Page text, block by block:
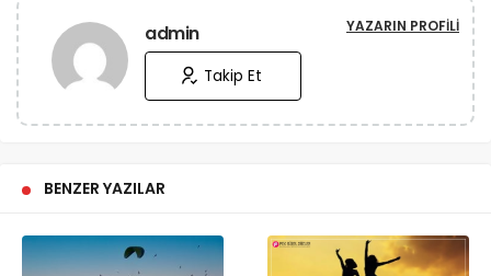
admin YAZARIN PROFILI
Takip Et
BENZER YAZILAR